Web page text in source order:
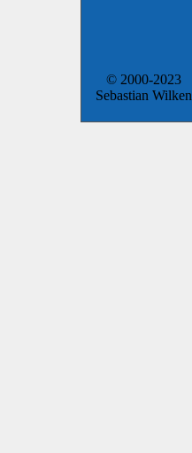
© 2000-2023
Sebastian Wilken